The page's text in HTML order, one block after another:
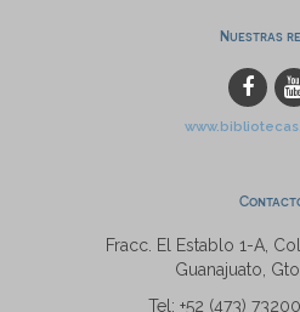
Nuestras
Fracc. El Establo 1-A,
Guanajuato,
Tel: +52 (473)